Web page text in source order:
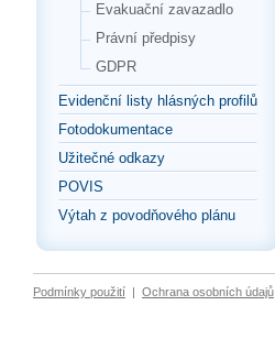
Evakuační zavazadlo
Právní předpisy
GDPR
Evidenční listy hlásných profilů
Fotodokumentace
Užitečné odkazy
POVIS
Výtah z povodňového plánu
Podmínky použití | Ochrana osobních údajů